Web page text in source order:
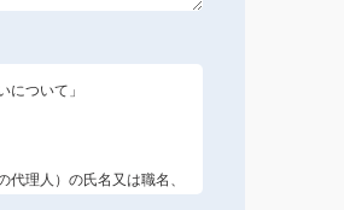
について」
代理人）の氏名又は職名、